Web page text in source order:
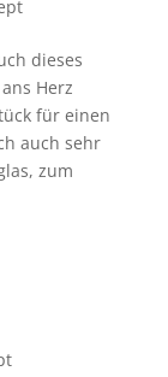
dieses
Herz
für einen
auch sehr
zum